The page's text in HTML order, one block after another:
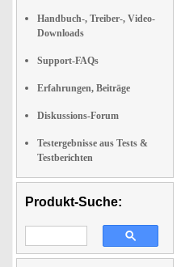
Handbuch-, Treiber-, Video-
Downloads
Support-FAQs
Erfahrungen, Beiträge
Diskussions-Forum
Testergebnisse aus Tests &
Testberichten
Produkt-Suche: